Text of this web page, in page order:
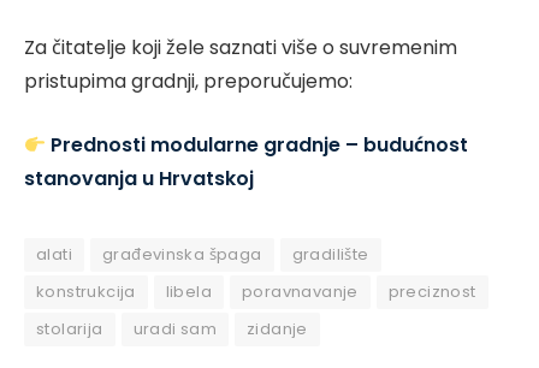
Za čitatelje koji žele saznati više o suvremenim
pristupima gradnji, preporučujemo:
Prednosti modularne gradnje – budućnost
stanovanja u Hrvatskoj
alati građevinska špaga
gradilište
konstrukcija
libela poravnavanje
preciznost
stolarija
uradi sam zidanje